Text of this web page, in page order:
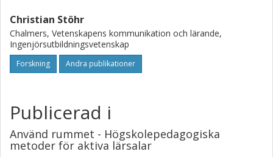
Christian Stöhr
Chalmers, Vetenskapens kommunikation och lärande,
Ingenjörsutbildningsvetenskap
Forskning Andra publikationer
Publicerad i
Använd rummet - Högskolepedagogiska
metoder för aktiva lärsalar